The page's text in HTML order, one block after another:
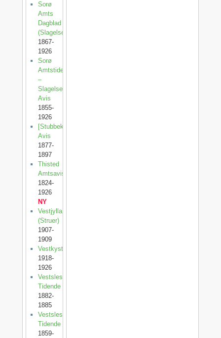
Sorø
Amts
Dagblad
(SlagelsePosten)
1867-
1926
Sorø
Amtstidende
–
Slagelse
Avis
1855-
1926
[Stubbekøbing
Avis
1877-
1897
Thisted
Amtsavis
1824-
1926
NY
Vestjylland
(Struer)
1907-
1909
Vestkysten
1918-
1926
Vestslesvigs
Tidende
1882-
1885
Vestslesvigsk
Tidende
1859-